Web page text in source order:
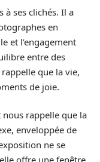
à ses clichés. Il a
en
et l’engagement
entre des
que la vie,
de joie.
rappelle que la
enveloppée de
ne se
offre une fenêtre